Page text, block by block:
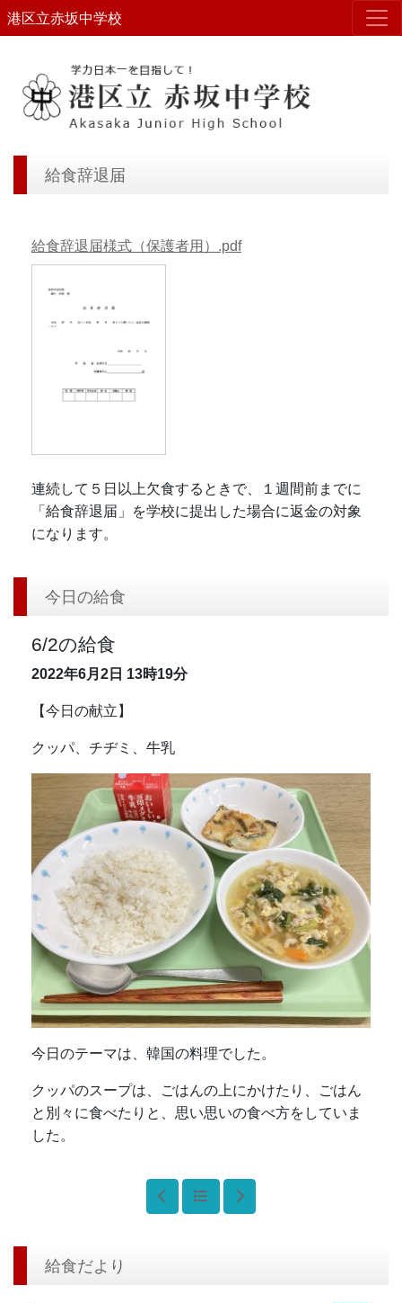
港区立赤坂中学校
給食辞退届
給食辞退届様式（保護者用）.pdf
連続して５日以上欠食するときで、１週間前までに
「給食辞退届」を学校に提出した場合に返金の対象
になります。
今日の給食
6/2の給食
2022年6月2日 13時19分
【今日の献立】
クッパ、チヂミ、牛乳
今日のテーマは、韓国の料理でした。
クッパのスープは、ごはんの上にかけたり、ごはん
と別々に食べたりと、思い思いの食べ方をしていま
した。
給食だより